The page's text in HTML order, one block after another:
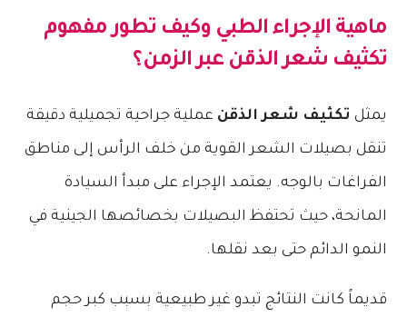
ماهية الإجراء الطبي وكيف تطور مفهوم
تكثيف شعر الذقن عبر الزمن؟
يمثل تكثيف شعر الذقن عملية جراحية تجميلية دقيقة
تنقل بصيلات الشعر القوية من خلف الرأس إلى مناطق
الفراغات بالوجه. يعتمد الإجراء على مبدأ السيادة
المانحة، حيث تحتفظ البصيلات بخصائصها الجينية في
النمو الدائم حتى بعد نقلها.
قديماً كانت النتائج تبدو غير طبيعية بسبب كبر حجم